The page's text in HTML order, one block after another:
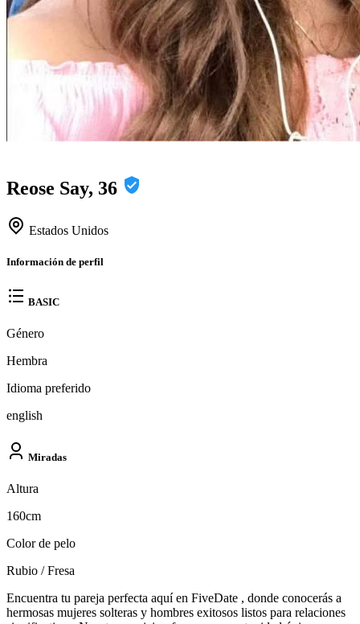
Reose Say, 36
Estados Unidos
Información de perfil
BASIC
Género
Hembra
Idioma preferido
english
Miradas
Altura
160cm
Color de pelo
Rubio / Fresa
Encuentra tu pareja perfecta aquí en FiveDate , donde conocerás a
hermosas mujeres solteras y hombres exitosos listos para relaciones